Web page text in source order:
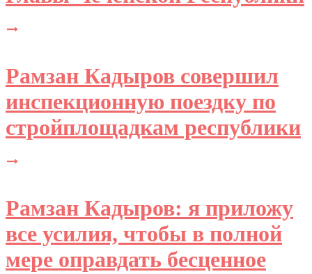
Рамзан Кадыров совершил
инспекционную поездку по
стройплощадкам республики
Рамзан Кадыров: я приложу
все усилия, чтобы в полной
мере оправдать бесценное